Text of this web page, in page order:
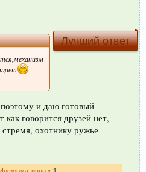
Лучший ответ
и даю готовый
как говорится друзей нет,
охотнику ружье